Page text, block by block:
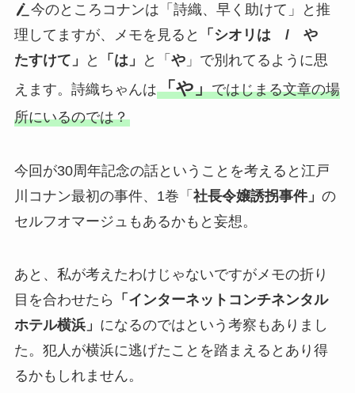
今のところコナンは「詩織、早く助けて」と推
理してますが、メモを見ると
「シオリは / や
たすけて」
と 「は」 と「 や」で別れてるように思
えます。詩織ちゃんは「や」ではじまる文章の場
所にいるのでは？
今回が30周年記念の話ということを考えると江戸
川コナン最初の事件、1巻「 社長令嬢誘拐事件」 の
セルフオマージュもあるかもと妄想。
あと、私が考えたわけじゃないですがメモの折り
目を合わせたら
「インターネットコンチネンタル
ホテル横浜」 になるのではという考察もありまし
た。犯人が横浜に逃げたことを踏まえるとあり得
るかもしれません。